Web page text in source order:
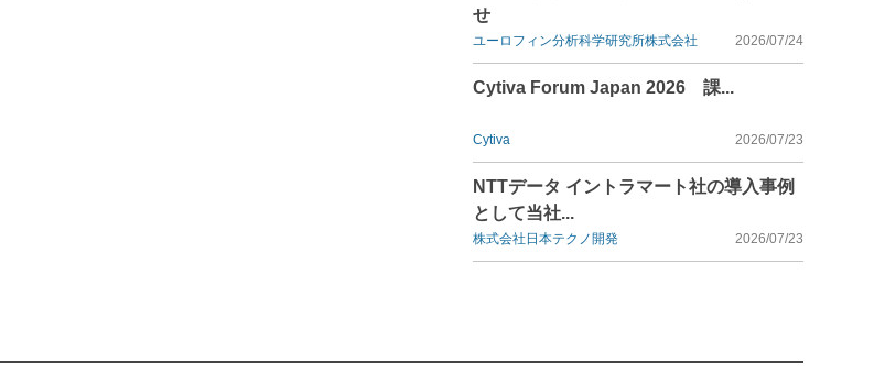
せ
ユーロフィン分析科学研究所株式会社 2026/07/24
Cytiva Forum Japan 2026 課...
Cytiva 2026/07/23
NTTデータ イントラマート社の導入事例
として当社...
株式会社日本テクノ開発 2026/07/23